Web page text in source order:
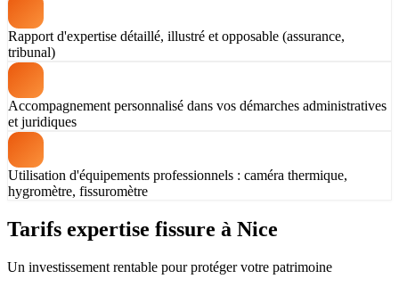
Rapport d'expertise détaillé, illustré et opposable (assurance,
tribunal)
Accompagnement personnalisé dans vos démarches administratives
et juridiques
Utilisation d'équipements professionnels : caméra thermique,
hygromètre, fissuromètre
Tarifs expertise fissure à Nice
Un investissement rentable pour protéger votre patrimoine